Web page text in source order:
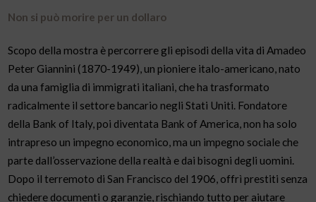
Non si può morire per un dollaro
Scopo della mostra è percorrere gli episodi della vita di Amadeo
Peter Giannini (1870-1949), un pioniere italo-americano, nato
da una famiglia di immigrati italiani, che ha trasformato
radicalmente il settore bancario negli Stati Uniti. Fondatore
della Bank of Italy, poi diventata Bank of America, non ha solo
intrapreso un impegno economico, ma un impegno sociale che
parte dall’osservazione della realtà e dai bisogni degli uomini.
Dopo il terremoto di San Francisco del 1906, offrì prestiti senza
chiedere documenti o garanzie, rischiando tutto per aiutare